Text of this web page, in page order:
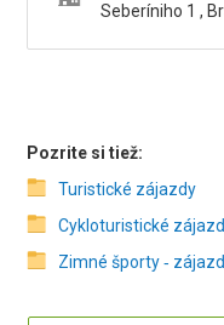
Seberíniho 1 ,
Pozrite si tiež:
Turistické zájazdy
Cykloturistické
Zimné športy ‑